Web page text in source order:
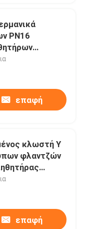
PN16
Υ
επαφή
κλωστή Υ
φλαντζών
DN200
επαφή